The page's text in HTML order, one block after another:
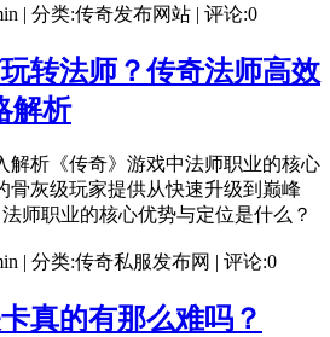
| 分类:传奇发布网站 | 评论:0
转法师？传奇法师高效
解析
解析《传奇》游戏中法师职业的核心
骨灰级玩家提供从快速升级到巅峰
师职业的核心优势与定位是什么？
| 分类:传奇私服发布网 | 评论:0
真的有那么难吗？